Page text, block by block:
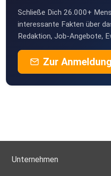
Schließe Dich 26.000+
interessante Fakten über
Redaktion, Job-Angebote,
Zur Anmeldung
Unternehmen